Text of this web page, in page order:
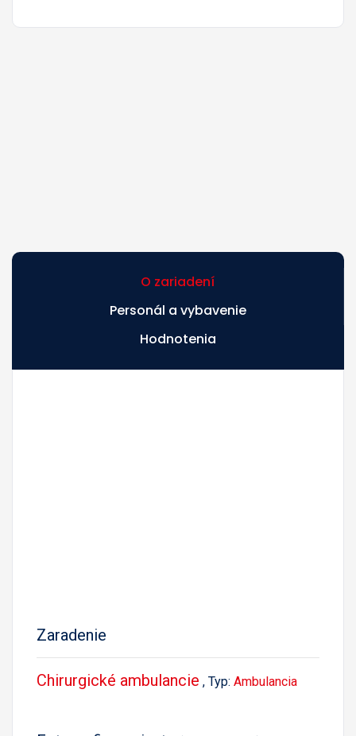
O zariadení
Personál a vybavenie
Hodnotenia
Zaradenie
Chirurgické ambulancie , Typ: Ambulancia